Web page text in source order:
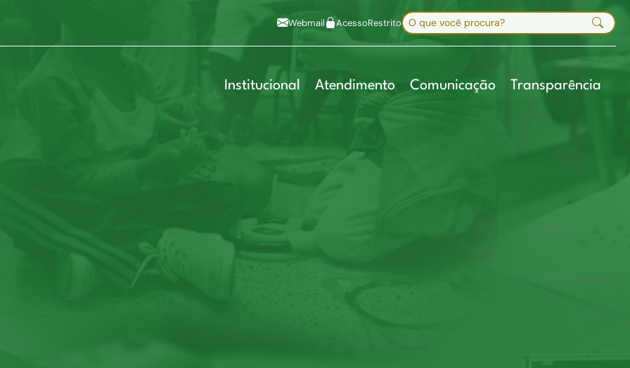
Mapa do site
Webmail AcessoRestritoBuscar no site
Digite sua busca e pressione Enter
Institucional Atendimento Comunicação Transparência